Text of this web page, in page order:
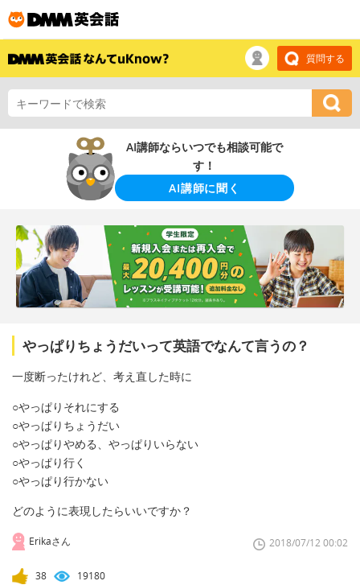
質問する
AI講師ならいつでも相談可能で
す！
AI講師に聞く
やっぱりちょうだいって英語でなんて言うの？
一度断ったけれど、考え直した時に
○やっぱりそれにする
○やっぱりちょうだい
○やっぱりやめる、やっぱりいらない
○やっぱり行く
○やっぱり行かない
どのように表現したらいいですか？
Erikaさん 2018/07/12 00:02
38 19180